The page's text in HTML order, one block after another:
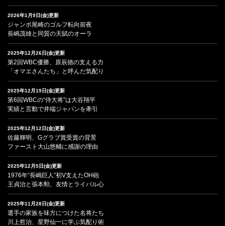
2026年1月9日(金)更新
ジャンボ尾崎のゴルフ転向前夜
長嶋茂雄と同質の天賦のオーラ
2025年12月26日(金)更新
第2回WBC優勝、原辰徳の支える力
「オマエさんたち」と呼んだ気配り
2025年12月19日(金)更新
第6回WBCの“侍大将”は大谷翔平
実績と言動で井端ジャパンを牽引
2025年12月12日(金)更新
佐藤輝明、Gグラブ賞受賞の背景
ファースト大山悠輔に感謝の理由
2025年12月5日(金)更新
1976年“長嶋巨人”初V支えたOH砲
王貞治と張本勲、友情とライバル心
2025年11月28日(金)更新
選手の家族を味方につけた名将たち
川上哲治、星野仙一に学ぶ気配り術